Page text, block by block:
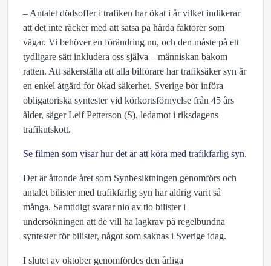
– Antalet dödsoffer i trafiken har ökat i år vilket indikerar
att det inte räcker med att satsa på hårda faktorer som
vägar. Vi behöver en förändring nu, och den måste på ett
tydligare sätt inkludera oss själva – människan bakom
ratten. Att säkerställa att alla bilförare har trafiksäker syn är
en enkel åtgärd för ökad säkerhet. Sverige bör införa
obligatoriska syntester vid körkortsförnyelse från 45 års
ålder, säger Leif Petterson (S), ledamot i riksdagens
trafikutskott.
Se filmen som visar hur det är att köra med trafikfarlig syn.
Det är åttonde året som Synbesiktningen genomförs och
antalet bilister med trafikfarlig syn har aldrig varit så
många. Samtidigt svarar nio av tio bilister i
undersökningen att de vill ha lagkrav på regelbundna
syntester för bilister, något som saknas i Sverige idag.
I slutet av oktober genomfördes den årliga